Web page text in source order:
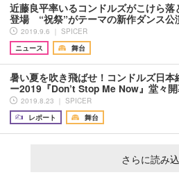
近藤良平率いるコンドルズがこけら落
登場 “祝祭”がテーマの新作ダンス公
2019.9.6 ｜ SPICER
ニュース
舞台
暑い夏を吹き飛ばせ！コンドルズ日本
ー2019『Don’t Stop Me Now』堂々
2019.8.23 ｜ SPICER
レポート
舞台
さらに読み